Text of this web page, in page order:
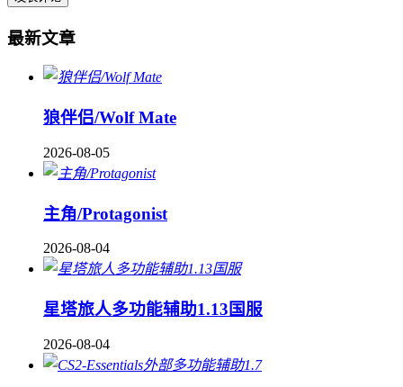
最新文章
狼伴侣/Wolf Mate
2026-08-05
主角/Protagonist
2026-08-04
星塔旅人多功能辅助1.13国服
2026-08-04